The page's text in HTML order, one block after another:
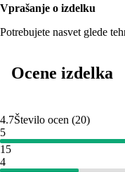
Vprašanje o izdelku
Potrebujete nasvet glede
Ocene izdelka
4.7Število ocen (20)
5
15
4